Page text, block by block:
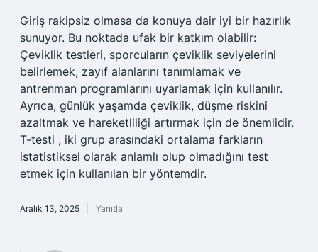
Giriş rakipsiz olmasa da konuya dair iyi bir hazırlık
sunuyor. Bu noktada ufak bir katkım olabilir:
Çeviklik testleri, sporcuların çeviklik seviyelerini
belirlemek, zayıf alanlarını tanımlamak ve
antrenman programlarını uyarlamak için kullanılır.
Ayrıca, günlük yaşamda çeviklik, düşme riskini
azaltmak ve hareketliliği artırmak için de önemlidir.
T-testi , iki grup arasındaki ortalama farkların
istatistiksel olarak anlamlı olup olmadığını test
etmek için kullanılan bir yöntemdir.
Aralık 13, 2025 Yanıtla